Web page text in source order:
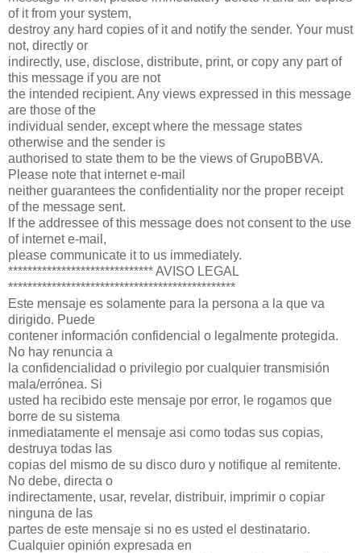
of it from your system,
destroy any hard copies of it and notify the sender. Your must
not, directly or
indirectly, use, disclose, distribute, print, or copy any part of
this message if you are not
the intended recipient. Any views expressed in this message
are those of the
individual sender, except where the message states
otherwise and the sender is
authorised to state them to be the views of GrupoBBVA.
Please note that internet e-mail
neither guarantees the confidentiality nor the proper receipt
of the message sent.
If the addressee of this message does not consent to the use
of internet e-mail,
please communicate it to us immediately.
****************************** AVISO LEGAL
***********************************************
Este mensaje es solamente para la persona a la que va
dirigido. Puede
contener información confidencial o legalmente protegida.
No hay renuncia a
la confidencialidad o privilegio por cualquier transmisión
mala/errónea. Si
usted ha recibido este mensaje por error, le rogamos que
borre de su sistema
inmediatamente el mensaje asi como todas sus copias,
destruya todas las
copias del mismo de su disco duro y notifique al remitente.
No debe, directa o
indirectamente, usar, revelar, distribuir, imprimir o copiar
ninguna de las
partes de este mensaje si no es usted el destinatario.
Cualquier opinión expresada en